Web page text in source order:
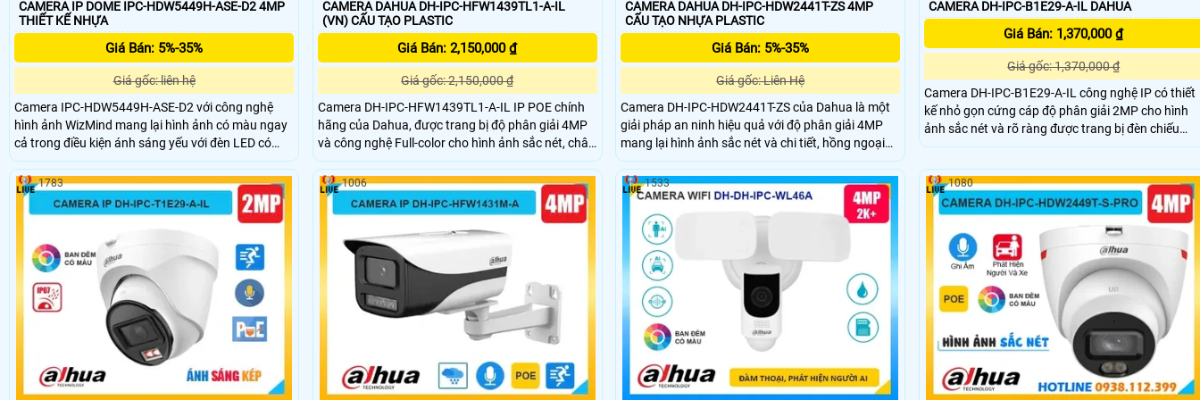
CAMERA IP DOME IPC-HDW5449H-ASE-D2 4MP
THIẾT KẾ NHỰA
Giá Bán: 5%-35%
Giá gốc: liên hệ
Camera IPC-HDW5449H-ASE-D2 với công nghệ
hình ảnh WizMind mang lại hình ảnh có màu ngay
cả trong điều kiện ánh sáng yếu với đèn LED có
tầm chiếu xa 50m và độ phân giải 4MP. Camera
còn hỗ trợ các tính năng giám sát như phát hiện
xâm nhập, di chuyển nhanh, tụ tập đông người,
phát hiện khuôn mặt và đếm người.
CAMERA DAHUA DH-IPC-HFW1439TL1-A-IL
(VN) CẤU TẠO PLASTIC
Giá Bán: 2,150,000 ₫
Giá gốc: 2,150,000 ₫
Camera DH-IPC-HFW1439TL1-A-IL IP POE chính
hãng của Dahua, được trang bị độ phân giải 4MP
và công nghệ Full-color cho hình ảnh sắc nét, chân
thực ngay cả trong điều kiện thiếu sáng. Camera
tích hợp micro thu âm chuẩn nén H.265+ giúp tiết
kiệm băng thông và dung lượng lưu trữ với khả
năng chống nước IP67 và tầm xa hồng ngoại lên
CAMERA DAHUA DH-IPC-HDW2441T-ZS 4MP
CẤU TẠO NHỰA PLASTIC
Giá Bán: 5%-35%
Giá gốc: Liên Hệ
Camera DH-IPC-HDW2441T-ZS của Dahua là một
giải pháp an ninh hiệu quả với độ phân giải 4MP
mang lại hình ảnh sắc nét và chi tiết, hồng ngoại
40m tích hợp mic ghi âm phù hợp cho nhiều môi
trường khác nhau nhờ chuẩn IP67 chịu nước tốt.
CAMERA DH-IPC-B1E29-A-IL DAHUA
Giá Bán: 1,370,000 ₫
Giá gốc: 1,370,000 ₫
Camera DH-IPC-B1E29-A-IL công nghệ IP có thiết
kế nhỏ gọn cứng cáp độ phân giải 2MP cho hình
ảnh sắc nét và rõ ràng được trang bị đèn chiếu
sáng thông minh và khả năng chống nước IP67
Camera hỗ trợ quan sát ban đêm hiệu quả với tầm
xa hồng ngoại lên đến 30 mét.
1783 1006 1533 1080